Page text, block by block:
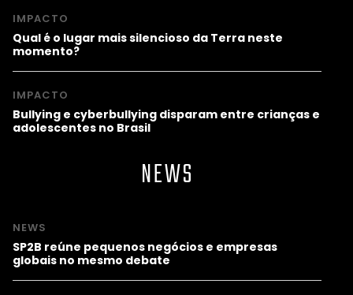
IMPACTO
Qual é o lugar mais silencioso da Terra neste
momento?
IMPACTO
Bullying e cyberbullying disparam entre crianças e
adolescentes no Brasil
NEWS
NEWS
SP2B reúne pequenos negócios e empresas
globais no mesmo debate